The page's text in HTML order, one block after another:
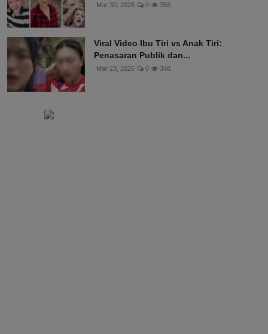
Mar 30, 2026 0 356
Viral Video Ibu Tiri vs Anak Tiri:
Penasaran Publik dan...
Mar 23, 2026 0 348